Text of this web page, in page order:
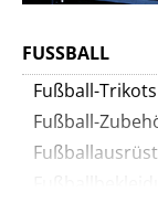
FUSSBALL
Fußball-Trikots
Fußball-